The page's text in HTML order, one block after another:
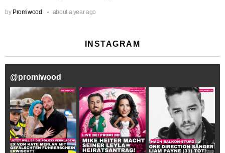
by Promiwood about a year ago
INSTAGRAM
@promiwood